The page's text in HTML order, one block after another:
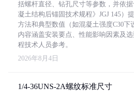
括螺杆直径、钻孔尺寸等参数，并依
凝土结构后锚固技术规程》JGJ 145）
方法和典型数值（如混凝土强度C30下
内容涵盖安装要点、性能影响因素及
程技术人员参考。
2026年8月4日
1/4-36UNS-2A螺纹标准尺寸